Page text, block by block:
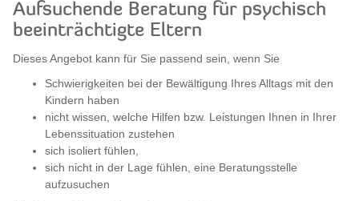
Aufsuchende Beratung für psychisch
beeinträchtigte Eltern
Dieses Angebot kann für Sie passend sein, wenn Sie
Schwierigkeiten bei der Bewältigung Ihres Alltags mit den
Kindern haben
nicht wissen, welche Hilfen bzw. Leistungen Ihnen in Ihrer
Lebenssituation zustehen
sich isoliert fühlen,
sich nicht in der Lage fühlen, eine Beratungsstelle
aufzusuchen